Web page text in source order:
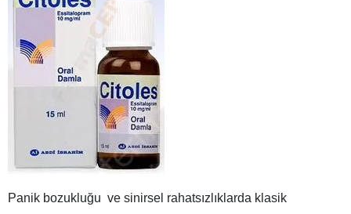
Panik bozukluğu ve sinirsel rahatsızlıklarda klasik